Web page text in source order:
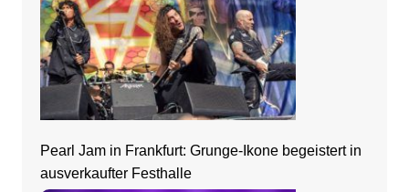
Pearl Jam in Frankfurt: Grunge-Ikone begeistert in
ausverkaufter Festhalle